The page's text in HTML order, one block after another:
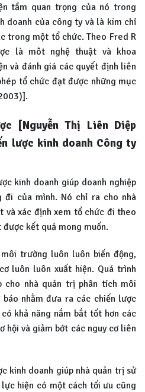
tầm quan trọng của nó trong
doanh của công ty và là kim chỉ
trong một tổ chức. Theo Fred R
là môt nghệ thuật và khoa
và đánh giá các quyết định liên
tổ chức đạt được những mục
[Nguyễn Thị Liên Diệp
lược kinh doanh Công ty
kinh doanh giúp doanh nghiệp
đi của mình. Nó chỉ ra cho nhà
và xác định xem tổ chức đi theo
được kết quả mong muốn.
trường luôn luôn biến động,
luôn luôn xuất hiện. Quá trình
cho nhà quản trị phân tích môi
nhằm đưa ra các chiến lược
khả năng nắm bắt tốt hơn các
hội và giảm bớt các nguy cơ liên
kinh doanh giúp nhà quản trị sử
lực hiện có một cách tối ưu cũng